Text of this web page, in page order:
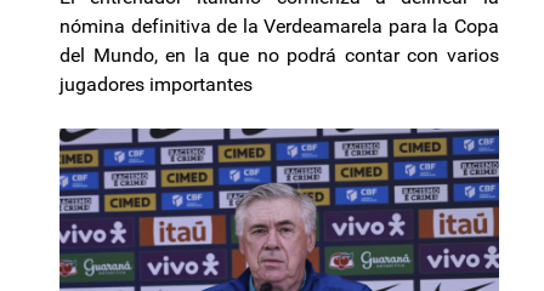
nómina definitiva de la Verdeamarela para la Copa
del Mundo, en la que no podrá contar con varios
jugadores importantes